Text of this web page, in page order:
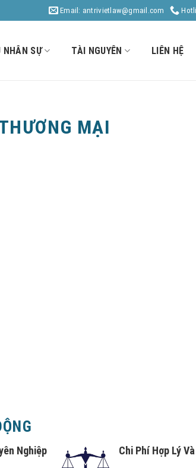
Email: antrivietlaw@gmail.com
NHÂN SỰ TÀI NGUYÊN LIÊN HỆ
MẠI
Nghiệp Chi Phí Hợp Lý